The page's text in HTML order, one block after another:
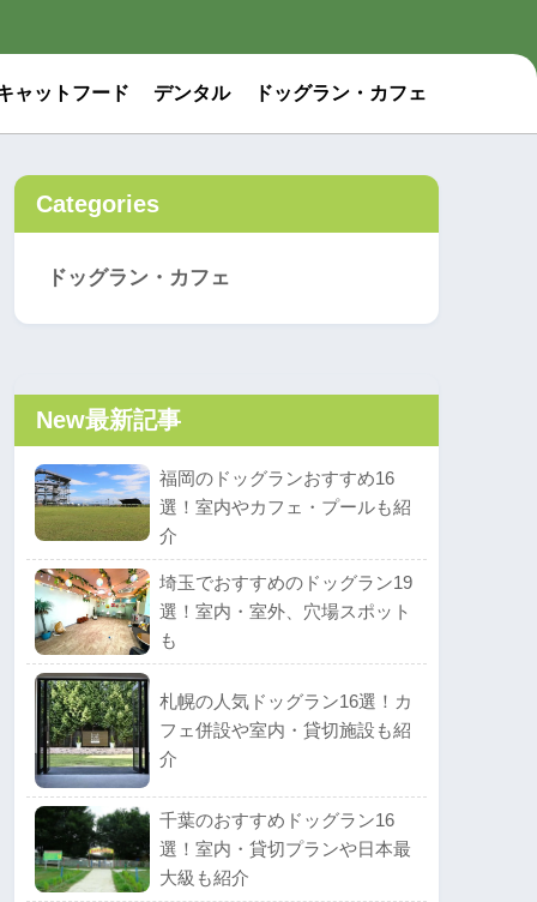
ャットフード デンタル ドッグラン・カフェ
Categories
ドッグラン・カフェ
New最新記事
福岡のドッグランおすすめ16
選！室内やカフェ・プールも紹
介
埼玉でおすすめのドッグラン19
選！室内・室外、穴場スポット
も
札幌の人気ドッグラン16選！カ
フェ併設や室内・貸切施設も紹
介
千葉のおすすめドッグラン16
選！室内・貸切プランや日本最
大級も紹介